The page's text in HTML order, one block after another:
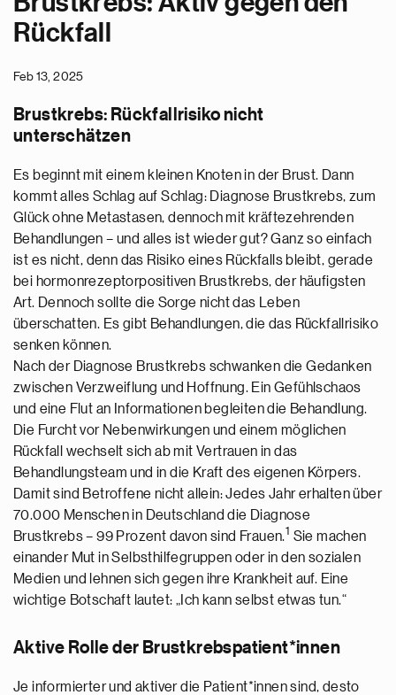
Rückfall
Feb 13, 2025
Brustkrebs: Rückfallrisiko nicht
unterschätzen
Es beginnt mit einem kleinen Knoten in der Brust. Dann
kommt alles Schlag auf Schlag: Diagnose Brustkrebs, zum
Glück ohne Metastasen, dennoch mit kräftezehrenden
Behandlungen – und alles ist wieder gut? Ganz so einfach
ist es nicht, denn das Risiko eines Rückfalls bleibt, gerade
bei hormonrezeptorpositiven Brustkrebs, der häufigsten
Art. Dennoch sollte die Sorge nicht das Leben
überschatten. Es gibt Behandlungen, die das Rückfallrisiko
senken können.
Nach der Diagnose Brustkrebs schwanken die Gedanken
zwischen Verzweiflung und Hoffnung. Ein Gefühlschaos
und eine Flut an Informationen begleiten die Behandlung.
Die Furcht vor Nebenwirkungen und einem möglichen
Rückfall wechselt sich ab mit Vertrauen in das
Behandlungsteam und in die Kraft des eigenen Körpers.
Damit sind Betroffene nicht allein: Jedes Jahr erhalten über
70.000 Menschen in Deutschland die Diagnose
Brustkrebs – 99 Prozent davon sind Frauen.1 Sie machen
einander Mut in Selbsthilfegruppen oder in den sozialen
Medien und lehnen sich gegen ihre Krankheit auf. Eine
wichtige Botschaft lautet: „Ich kann selbst etwas tun.“
Aktive Rolle der Brustkrebspatient*innen
Je informierter und aktiver die Patient*innen sind, desto